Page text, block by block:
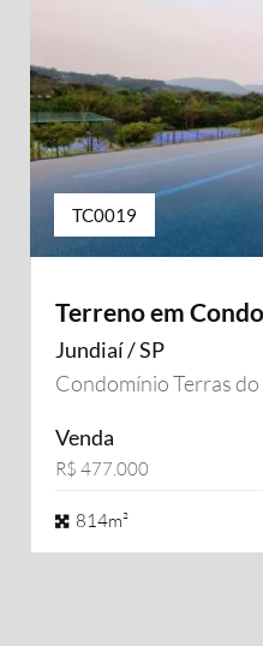
TC0019
Terreno em
Jundiaí / SP
Condomínio Terras
Venda
R$ 477.000
814m²